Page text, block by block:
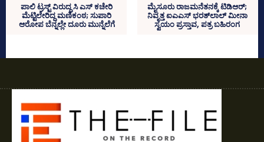
ಪಾಲಿ ಟ್ರಸ್ಟ್‌ ವಿರುದ್ಧ ಸಿ ಎಸ್‌ ಕಚೇರಿ
ಮೆಟ್ಟಿಲೇರಿದ್ದ ಮಣಿಕಂಠ; ಸುಪಾರಿ
ಆರೋಪ ಬೆನ್ನಲ್ಲೇ ದೂರು ಮುನ್ನೆಲೆಗೆ
ಮೈಸೂರು ರಾಜಮನೆತನಕ್ಕೆ ಟಿಡಿಆರ್;
ನಿವೃತ್ತ ಐಎಎಸ್‌ ಭರತ್‌ಲಾಲ್‌ ಮೀನಾ
ಸ್ವಯಂ ಪ್ರಸ್ತಾವ, ಪತ್ರ ಬಹಿರಂಗ